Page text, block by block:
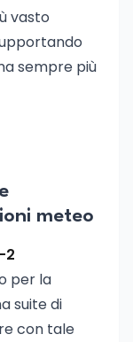
vasto
sempre più
meteo
2
per la
suite di
con tale